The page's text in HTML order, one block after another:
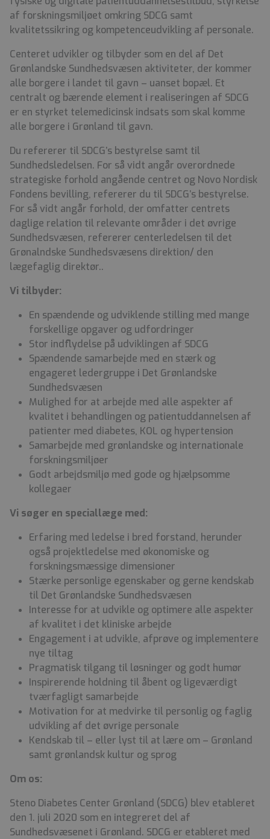
af forskningsmiljøet omkring SDCG samt
kvalitetssikring og kompetenceudvikling af personale.
Centeret udvikler og tilbyder som en del af Det
Grønlandske Sundhedsvæsen aktiviteter, der kommer
alle borgere i landet til gavn – uanset bopæl. Et
centralt og bærende element i realiseringen af SDCG
er en styrket telemedicinsk indsats som skal komme
alle borgere i Grønland til gavn.
Du refererer til SDCG’s bestyrelse samt til
Sundhedsledelsen. For så vidt angår overordnede
strategiske forhold angående centret og Novo Nordisk
Fondens bevilling, refererer du til SDCG’s bestyrelse.
For så vidt angår forhold, der omfatter centrets
daglige relation til relevante områder i det øvrige
Sundhedsvæsen, refererer centerledelsen til det
Grønalndske Sundhedsvæsens direktion/ den
lægefaglig direktør..
Vi tilbyder:
En spændende og udviklende stilling med mange
forskellige opgaver og udfordringer
Stor indflydelse på udviklingen af SDCG
Spændende samarbejde med en stærk og
engageret ledergruppe i Det Grønlandske
Sundhedsvæsen
Mulighed for at arbejde med alle aspekter af
kvalitet i behandlingen og patientuddannelsen af
patienter med diabetes, KOL og hypertension
Samarbejde med grønlandske og internationale
forskningsmiljøer
Godt arbejdsmiljø med gode og hjælpsomme
kollegaer
Vi søger en speciallæge med:
Erfaring med ledelse i bred forstand, herunder
også projektledelse med økonomiske og
forskningsmæssige dimensioner
Stærke personlige egenskaber og gerne kendskab
til Det Grønlandske Sundhedsvæsen
Interesse for at udvikle og optimere alle aspekter
af kvalitet i det kliniske arbejde
Engagement i at udvikle, afprøve og implementere
nye tiltag
Pragmatisk tilgang til løsninger og godt humør
Inspirerende holdning til åbent og ligeværdigt
tværfagligt samarbejde
Motivation for at medvirke til personlig og faglig
udvikling af det øvrige personale
Kendskab til – eller lyst til at lære om – Grønland
samt grønlandsk kultur og sprog
Om os:
Steno Diabetes Center Grønland (SDCG) blev etableret
den 1. juli 2020 som en integreret del af
Sundhedsvæsenet i Grønland. SDCG er etableret med